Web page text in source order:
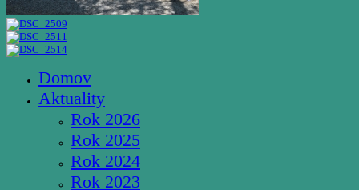
Domov
Aktuality
Rok 2026
Rok 2025
Rok 2024
Rok 2023